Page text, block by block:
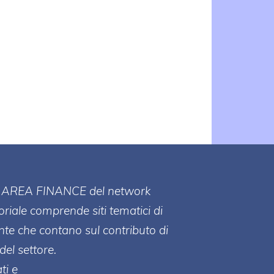
FINANCE del network
comprende siti tematici di
che contano sul contributo di
settore.
e